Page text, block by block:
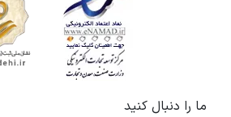
ما را دنبال کنید